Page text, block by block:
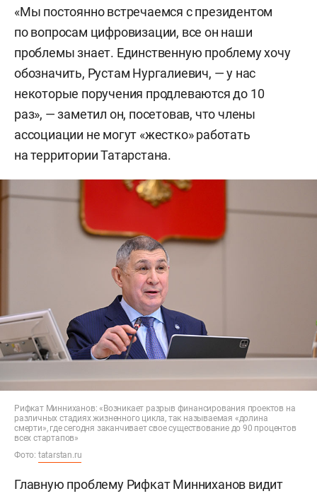
«Мы постоянно встречаемся с президентом
по вопросам цифровизации, все он наши
проблемы знает. Единственную проблему хочу
обозначить, Рустам Нургалиевич, — у нас
некоторые поручения продлеваются до 10
раз», — заметил он, посетовав, что члены
ассоциации не могут «жестко» работать
на территории Татарстана.
Рифкат Минниханов: «Возникает разрыв финансирования проектов на
различных стадиях жизненного цикла, так называемая «долина
смерти», где сегодня заканчивает свое существование до 90 процентов
всех стартапов»
Фото: tatarstan.ru
Главную проблему Рифкат Минниханов видит